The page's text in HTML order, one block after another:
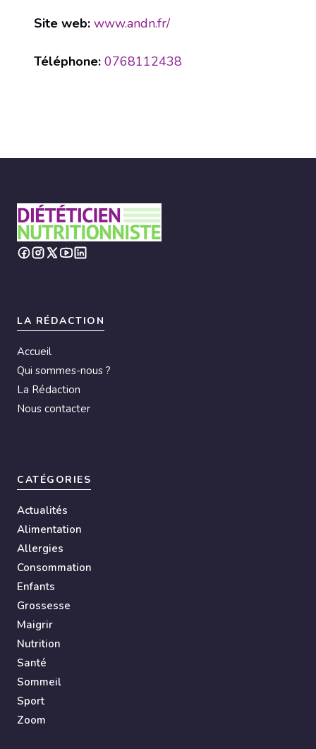
Site web: www.andn.fr/
Téléphone: 0768112438
LA RÉDACTION
Accueil
Qui sommes-nous ?
La Rédaction
Nous contacter
CATÉGORIES
Actualités
Alimentation
Allergies
Consommation
Enfants
Grossesse
Maigrir
Nutrition
Santé
Sommeil
Sport
Zoom